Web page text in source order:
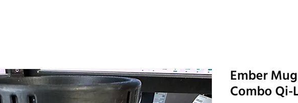
Ember
Combo